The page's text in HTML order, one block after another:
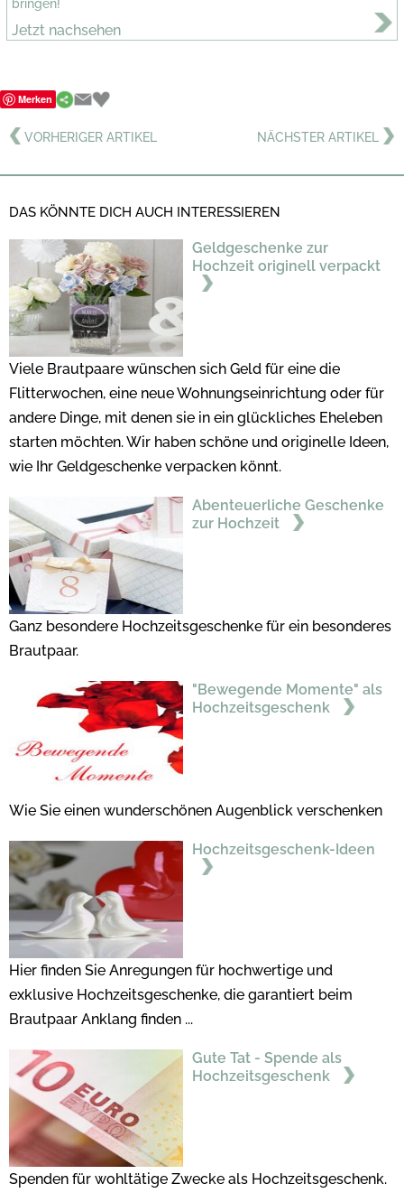
bringen!
Jetzt nachsehen
Merken
VORHERIGER ARTIKEL NÄCHSTER ARTIKEL
DAS KÖNNTE DICH AUCH INTERESSIEREN
Geldgeschenke zur
Hochzeit originell verpackt
Viele Brautpaare wünschen sich Geld für eine die
Flitterwochen, eine neue Wohnungseinrichtung oder für
andere Dinge, mit denen sie in ein glückliches Eheleben
starten möchten. Wir haben schöne und originelle Ideen,
wie Ihr Geldgeschenke verpacken könnt.
Abenteuerliche Geschenke
zur Hochzeit
Ganz besondere Hochzeitsgeschenke für ein besonderes
Brautpaar.
"Bewegende Momente" als
Hochzeitsgeschenk
Wie Sie einen wunderschönen Augenblick verschenken
Hochzeitsgeschenk-Ideen
Hier finden Sie Anregungen für hochwertige und
exklusive Hochzeitsgeschenke, die garantiert beim
Brautpaar Anklang finden ...
Gute Tat - Spende als
Hochzeitsgeschenk
Spenden für wohltätige Zwecke als Hochzeitsgeschenk.